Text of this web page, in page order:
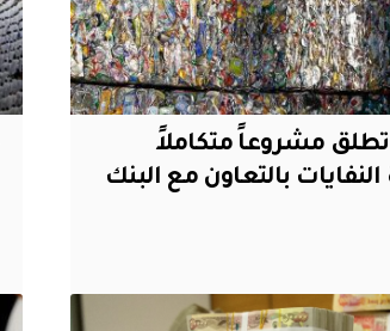
تطلق مشروعاً متكاملاً
النفايات بالتعاون مع البنك